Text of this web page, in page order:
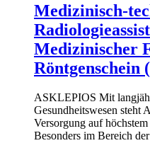
Medizinisch-
Medizinischer
Röntgenschein
ASKLEPIOS Mit
Gesundheitswesen steht
Versorgung auf
Besonders im Bereich